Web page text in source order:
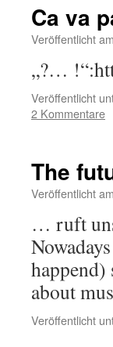
Ca va
Veröffentlicht am
„?…
Veröffentlicht
2 Kommentare
The
Veröffentlicht am
… ruft
happend)
about
Veröffentlicht